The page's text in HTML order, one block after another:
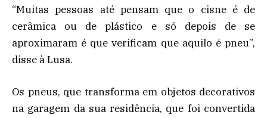
“Muitas pessoas até pensam que o cisne é de
cerâmica ou de plástico e só depois de se
aproximaram é que verificam que aquilo é pneu”,
disse à Lusa.
Os pneus, que transforma em objetos decorativos
na garagem da sua residência, que foi convertida